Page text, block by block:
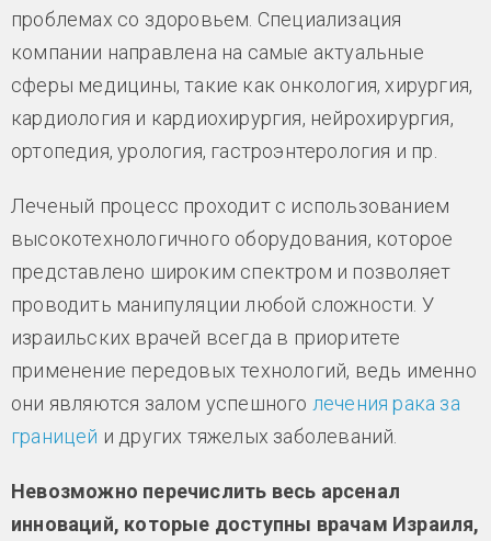
проблемах со здоровьем. Специализация
компании направлена на самые актуальные
сферы медицины, такие как онкология, хирургия,
кардиология и кардиохирургия, нейрохирургия,
ортопедия, урология, гастроэнтерология и пр.
Леченый процесс проходит с использованием
высокотехнологичного оборудования, которое
представлено широким спектром и позволяет
проводить манипуляции любой сложности. У
израильских врачей всегда в приоритете
применение передовых технологий, ведь именно
они являются залом успешного лечения рака за
границей и других тяжелых заболеваний.
Невозможно перечислить весь арсенал
инноваций, которые доступны врачам Израиля,